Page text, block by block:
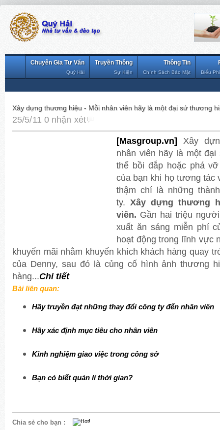
Biểu
Thông Tin
Chính Sách Bảo Mật
Truyền Thông
Sự Kiện
Chuyên Gia Tư Vấn
Quý Hải
Xây dựng thương hiệu - Mỗi nhân viên hãy là một đại sứ thương
25/5/11 0 nhận xét
[Masgroup.vn]
Xây
nhân viên hãy là một
thể bồi đắp hoặc phá
của bạn khi họ tương tác
thậm chí là những
ty. Xây dựng thương
viên. Gần hai triệu
xuất ăn sáng miễn phí
hoạt động trong lĩnh vực
khuyến mãi nhằm khuyến khích khách hàng quay
của Denny, sau đó là củng cố hình ảnh thương
hàng...Chi tiết
Bài liên quan:
Hãy truyền đạt những thay đổi công ty đến nhân viên
Hãy xác định mục tiêu cho nhân viên
Kinh nghiệm giao việc trong công sở
Bạn có biết quản lí thời gian?
Chia sẻ cho bạn :